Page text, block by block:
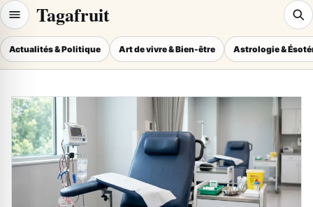
Tagafruit
Actualités & Politique Art de vivre & Bien-être Astrologie &